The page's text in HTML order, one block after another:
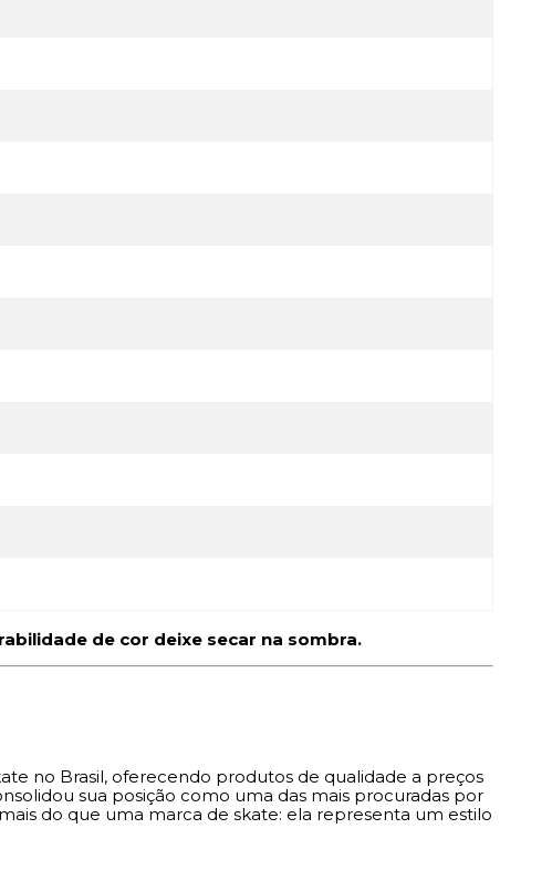
de cor deixe secar na sombra.
no Brasil, oferecendo produtos de qualidade a preços
sua posição como uma das mais procuradas por
do que uma marca de skate: ela representa um estilo